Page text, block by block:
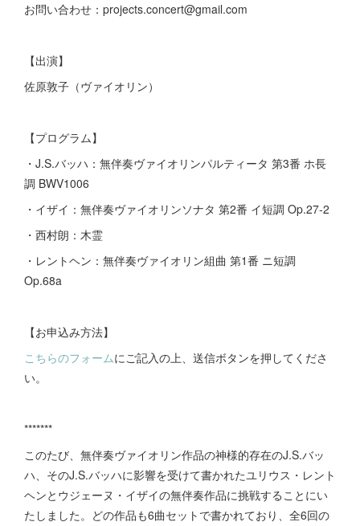
お問い合わせ：projects.concert@gmail.com
【出演】
佐原敦子（ヴァイオリン）
【プログラム】
・J.S.バッハ：無伴奏ヴァイオリンパルティータ 第3番 ホ長
調 BWV1006
・イザイ：無伴奏ヴァイオリンソナタ 第2番 イ短調 Op.27-2
・西村朗：木霊
・レントヘン：無伴奏ヴァイオリン組曲 第1番 ニ短調
Op.68a
【お申込み方法】
こちらのフォームにご記入の上、送信ボタンを押してくださ
い。
*******
このたび、無伴奏ヴァイオリン作品の神様的存在のJ.S.バッ
ハ、そのJ.S.バッハに影響を受けて書かれたユリウス・レント
ヘンとウジェーヌ・イザイの無伴奏作品に挑戦することにい
たしました。どの作品も6曲セットで書かれており、全6回の